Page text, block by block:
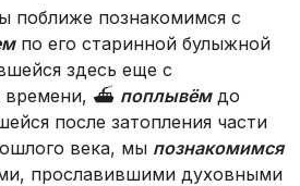
поближе познакомимся с
по его старинной булыжной
здесь еще с
времени, ⛴ поплывёмдо
после затопления части
века, мы познакомимся
прославившими духовными